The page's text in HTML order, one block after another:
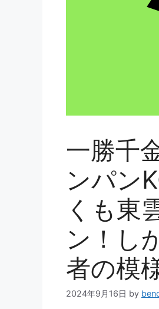
一勝千
ンパン
くも東
ン！し
者の模
2024年9月16日 by